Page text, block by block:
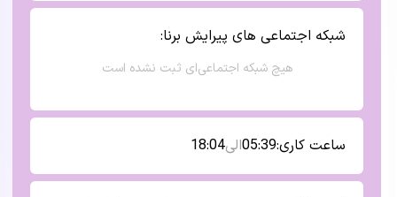
شبکه اجتماعی های پیرایش برنا:
هیچ شبکه اجتماعی‌ای ثبت نشده است
ساعت کاری:05:39الی18:04